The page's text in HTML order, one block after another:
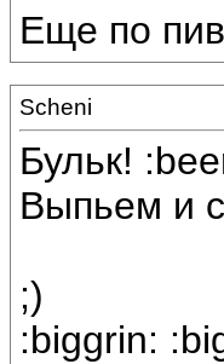
Еще по
Scheni
Бульк!
Выпьем и
;)
:biggrin: